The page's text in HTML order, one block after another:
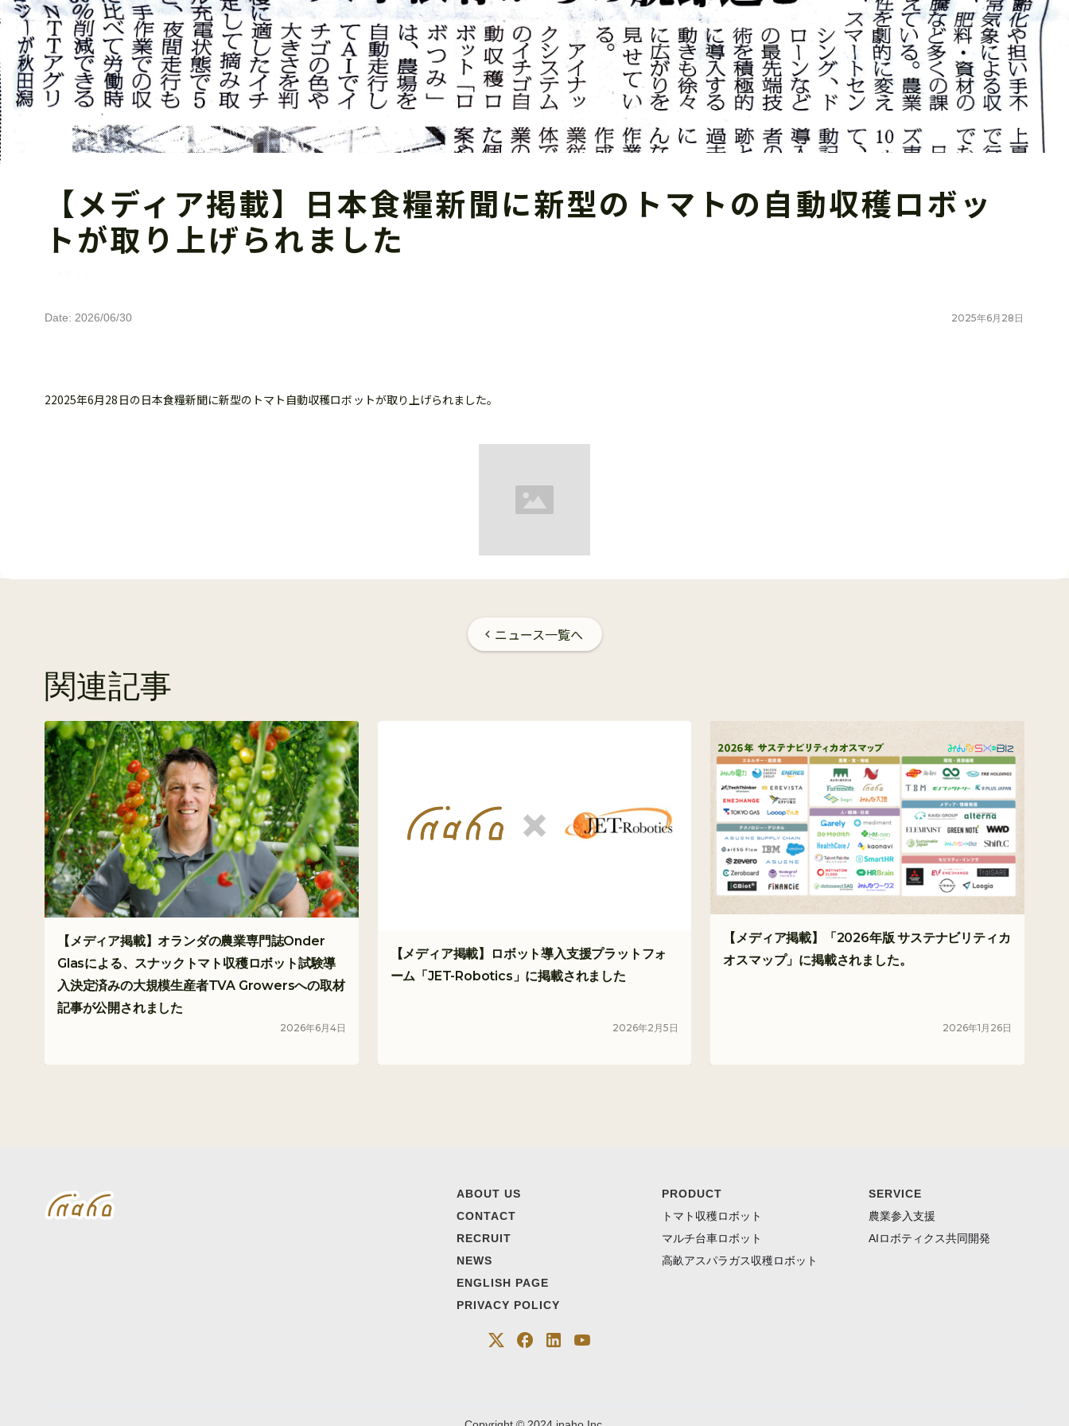
【メディア掲載】日本食糧新聞に新型のトマトの自動収穫ロボッ
トが取り上げられました
Date: 2026/06/30 2025年6月 28 日
22025年6月28日の日本食糧新聞に新型のトマト自動収穫ロボットが取り上げられました。
chevron_left ニュース一覧へ
関連記事
【メディア掲載】オランダの農業専門誌Onder
Glasによる、スナックトマト収穫ロボット試験導
入決定済みの大規模生産者TVA Growersへの取材
記事が公開されました
2026年6月4日
【メディア掲載】ロボット導入支援プラットフォ
ーム「JET-Robotics」に掲載されました
2026年2 月5 日
【メディア掲載】「2026年版 サステナビリティカ
オスマップ」に掲載されました。
2026年1 月 26日
ABOUT US
CONTACT
RECRUIT
NEWS
ENGLISH PAGE
PRIVACY POLICY
PRODUCT
トマト収穫ロボット
マルチ台車ロボット
高畝アスパラガス収穫ロボット
SERVICE
農業参入支援
AIロボティクス共同開発